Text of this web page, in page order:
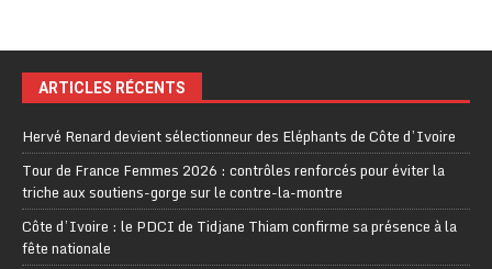
ARTICLES RÉCENTS
Hervé Renard devient sélectionneur des Eléphants de Côte d’Ivoire
Tour de France Femmes 2026 : contrôles renforcés pour éviter la
triche aux soutiens-gorge sur le contre-la-montre
Côte d’Ivoire : le PDCI de Tidjane Thiam confirme sa présence à la
fête nationale